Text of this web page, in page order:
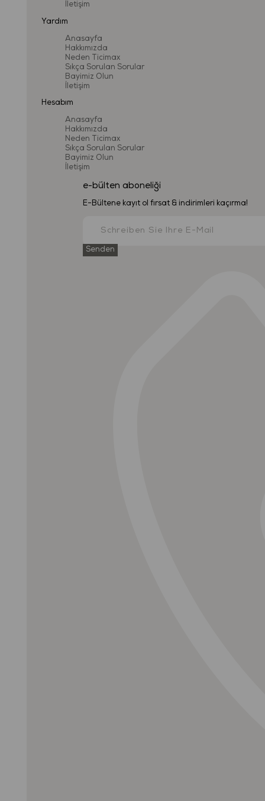
İletişim
Yardım
Anasayfa
Hakkımızda
Neden Ticimax
Sıkça Sorulan Sorular
Bayimiz Olun
İletişim
Hesabım
Anasayfa
Hakkımızda
Neden Ticimax
Sıkça Sorulan Sorular
Bayimiz Olun
İletişim
e-bülten aboneliği
E-Bültene kayıt ol fırsat & indirimleri kaçırma!
Senden